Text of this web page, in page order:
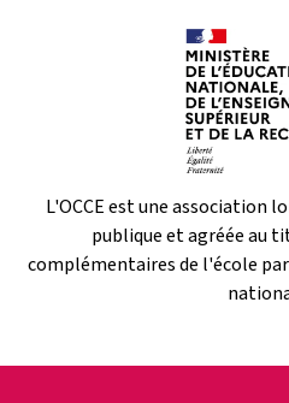
L'OCCE est une association
publique et agréée au
complémentaires de l'école